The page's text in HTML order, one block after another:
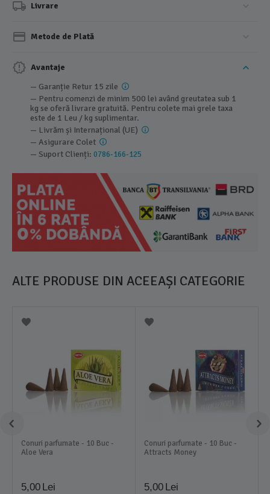
Livrare
Metode de Plată
Avantaje
— Garanție Retur 15 zile
— Pentru comenzi de minim 500 lei având greutatea sub 1
kg se oferă livrare gratuită. Pentru colete mai grele taxa
este de 1 Leu / kg suplimentar.
— Livrăm și Internațional (UE)
— Asigurare Colet
— Suport Clienți:0786-166-125
ALTE PRODUSE DIN ACEEAȘI CATEGORIE
Conuri parfumate - 10 Buc -
Aloe Vera
5,00 Lei
Conuri parfumate - 10 Buc -
Attracts Money
5,00 Lei